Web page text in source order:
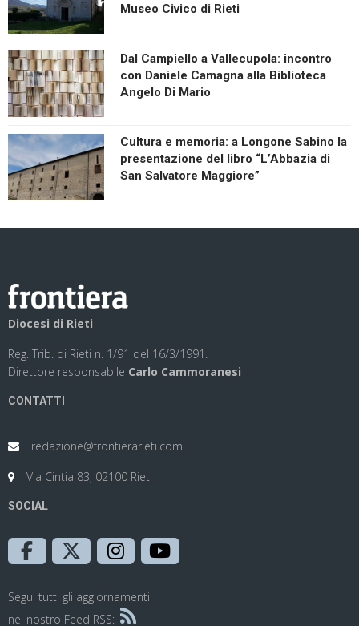
Museo Civico di Rieti
Dal Campiello a Vallecupola: incontro
con Daniele Camagna alla Biblioteca
Angelo Di Mario
Cultura e memoria: a Longone Sabino la
presentazione del libro “L’Abbazia di
San Salvatore Maggiore”
Diocesi di Rieti
Reg. Trib. di Rieti n. 1/91 del 16/3/1991.
Direttore responsabile Carlo Cammoranesi
CONTATTI
redazione@frontierarieti.com
Via Cintia 83, 02100 Rieti
SOCIAL
Segui tutti gli aggiornamenti
nel nostro Feed RSS: